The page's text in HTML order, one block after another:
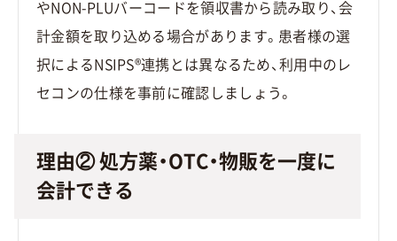
やNON-PLUバーコードを領収書から読み取り、会
計金額を取り込める場合があります。患者様の選
択によるNSIPS®連携とは異なるため、利用中のレ
セコンの仕様を事前に確認しましょう。
理由② 処方薬・OTC・物販を一度に
会計できる